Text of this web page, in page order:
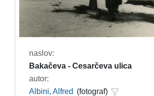
naslov:
Bakačeva - Cesarčeva ulica
autor:
Albini, Alfred (fotograf)